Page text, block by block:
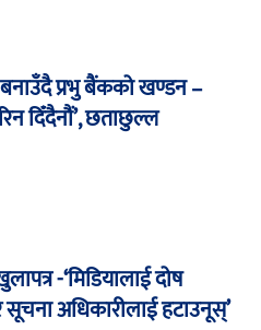
प्रभु बैंकको खण्डन –
दिँदैनौं’, छताछुल्ल
-‘मिडियालाई दोष
अधिकारीलाई हटाउनूस्’